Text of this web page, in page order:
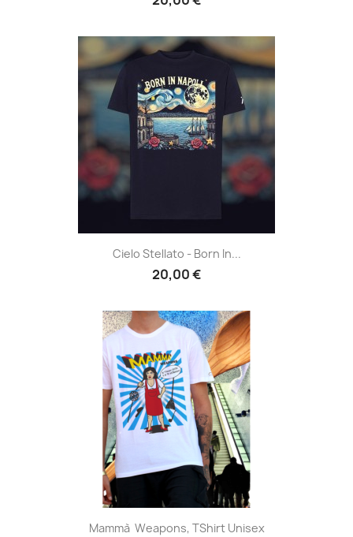
Cielo Stellato - Born In...
20,00 €
Mammà Weapons, TShirt Unisex